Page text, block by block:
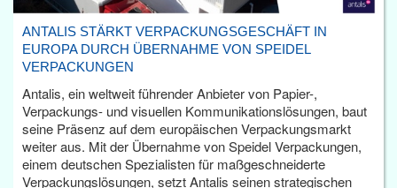
ANTALIS STÄRKT VERPACKUNGSGESCHÄFT IN
EUROPA DURCH ÜBERNAHME VON SPEIDEL
VERPACKUNGEN
Antalis, ein weltweit führender Anbieter von Papier-,
Verpackungs- und visuellen Kommunikationslösungen, baut
seine Präsenz auf dem europäischen Verpackungsmarkt
weiter aus. Mit der Übernahme von Speidel Verpackungen,
einem deutschen Spezialisten für maßgeschneiderte
Verpackungslösungen, setzt Antalis seinen strategischen